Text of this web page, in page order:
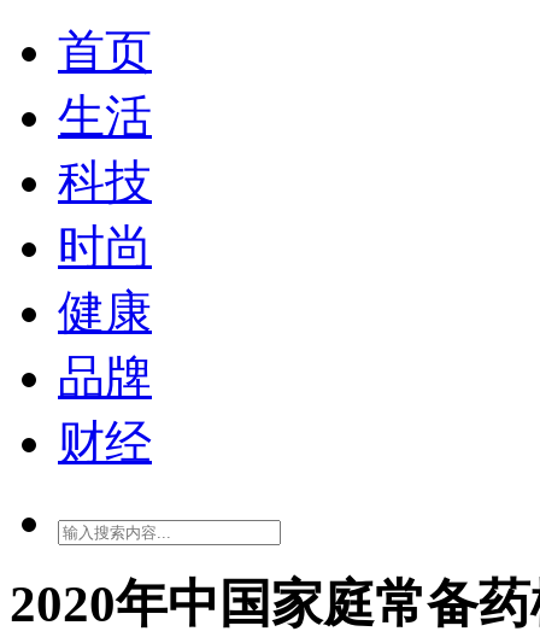
首页
生活
科技
时尚
健康
品牌
财经
2020年中国家庭常备